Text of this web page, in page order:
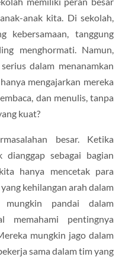
anak kita. Di sekolah,
kebersamaan, tanggung
menghormati. Namun,
dalam menanamkan
mengajarkan mereka
dan menulis, tanpa
kuat?
besar. Ketika
sebagai bagian
hanya mencetak para
kehilangan arah dalam
pandai dalam
memahami pentingnya
mungkin jago dalam
sama dalam tim yang